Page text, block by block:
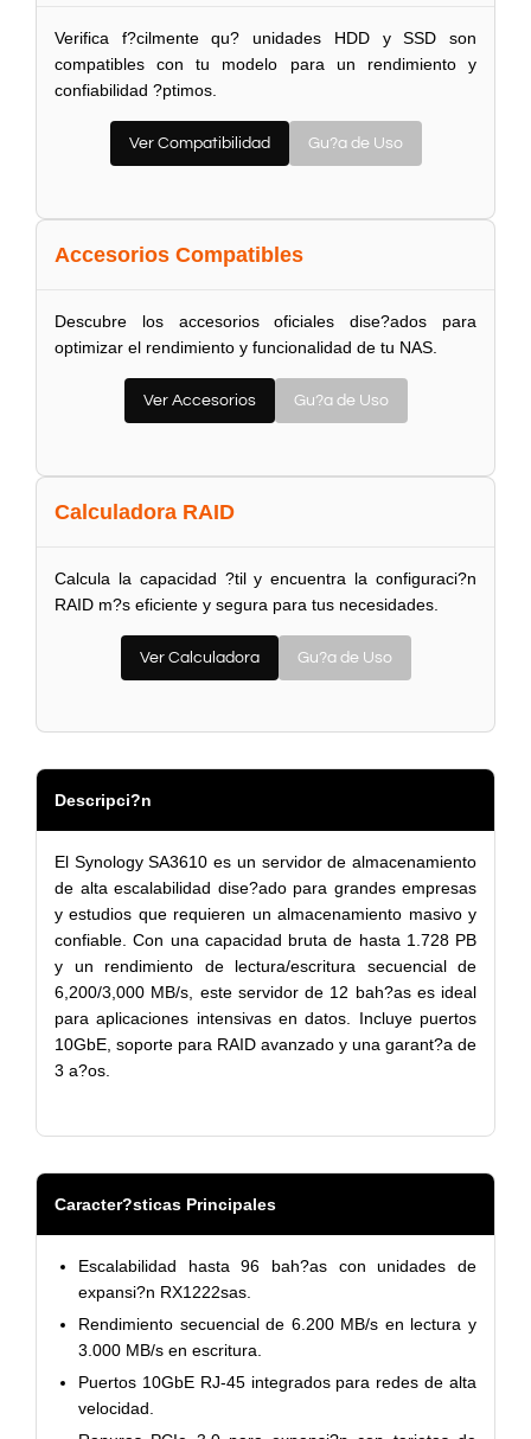
Verifica f?cilmente qu? unidades HDD y SSD son
compatibles con tu modelo para un rendimiento y
confiabilidad ?ptimos.
Ver Compatibilidad Gu?a de Uso
Accesorios Compatibles
Descubre los accesorios oficiales dise?ados para
optimizar el rendimiento y funcionalidad de tu NAS.
Ver Accesorios Gu?a de Uso
Calculadora RAID
Calcula la capacidad ?til y encuentra la configuraci?n
RAID m?s eficiente y segura para tus necesidades.
Ver Calculadora Gu?a de Uso
Descripci?n
El Synology SA3610 es un servidor de almacenamiento
de alta escalabilidad dise?ado para grandes empresas
y estudios que requieren un almacenamiento masivo y
confiable. Con una capacidad bruta de hasta 1.728 PB
y un rendimiento de lectura/escritura secuencial de
6,200/3,000 MB/s, este servidor de 12 bah?as es ideal
para aplicaciones intensivas en datos. Incluye puertos
10GbE, soporte para RAID avanzado y una garant?a de
3 a?os.
Caracter?sticas Principales
Escalabilidad hasta 96 bah?as con unidades de
expansi?n RX1222sas.
Rendimiento secuencial de 6.200 MB/s en lectura y
3.000 MB/s en escritura.
Puertos 10GbE RJ-45 integrados para redes de alta
velocidad.